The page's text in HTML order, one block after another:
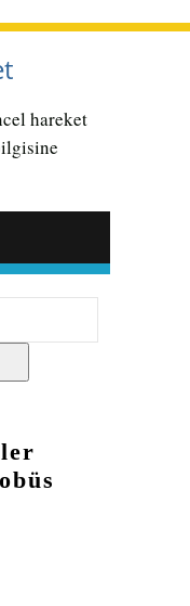
hareket